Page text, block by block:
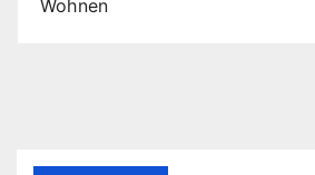
Wohnen